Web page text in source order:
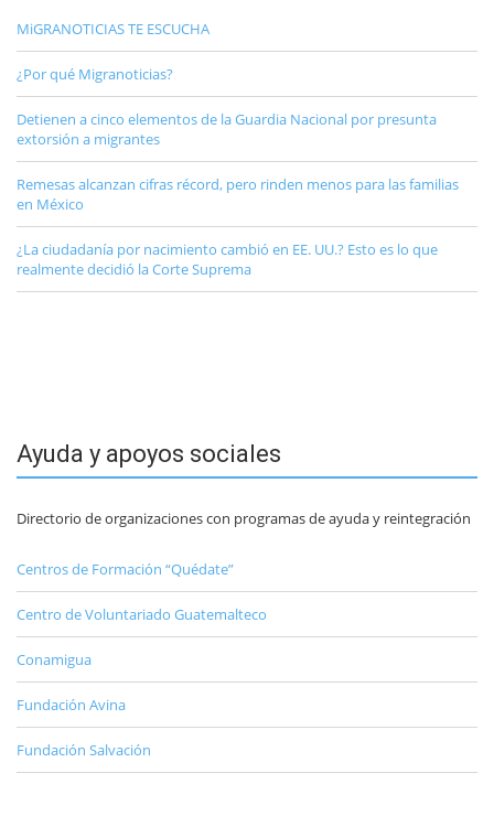
MiGRANOTICIAS TE ESCUCHA
¿Por qué Migranoticias?
Detienen a cinco elementos de la Guardia Nacional por presunta
extorsión a migrantes
Remesas alcanzan cifras récord, pero rinden menos para las familias
en México
¿La ciudadanía por nacimiento cambió en EE. UU.? Esto es lo que
realmente decidió la Corte Suprema
Ayuda y apoyos sociales
Directorio de organizaciones con programas de ayuda y reintegración
Centros de Formación “Quédate”
Centro de Voluntariado Guatemalteco
Conamigua
Fundación Avina
Fundación Salvación